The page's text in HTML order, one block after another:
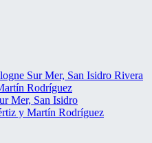
Mer, San Isidro
y Martín Rodríguez